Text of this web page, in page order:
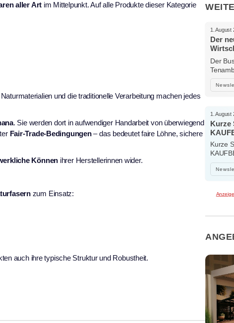
aller Art im Mittelpunkt. Auf alle Produkte dieser Kategorie
und die traditionelle Verarbeitung machen jedes
. Sie werden dort in aufwendiger Handarbeit von überwiegend
Fair-Trade-Bedingungen– das bedeutet faire Löhne, sichere
Können ihrer Herstellerinnen wider.
zum Einsatz:
auch ihre typische Struktur und Robustheit.
1. August
Der
starke
Der
1. August
Kurze
Kurze